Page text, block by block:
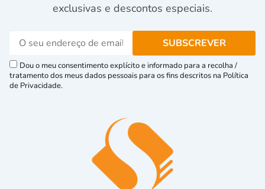
exclusivas e descontos especiais.
Dou o meu consentimento explícito e informado para a recolha /
tratamento dos meus dados pessoais para os fins descritos na Política
de Privacidade.